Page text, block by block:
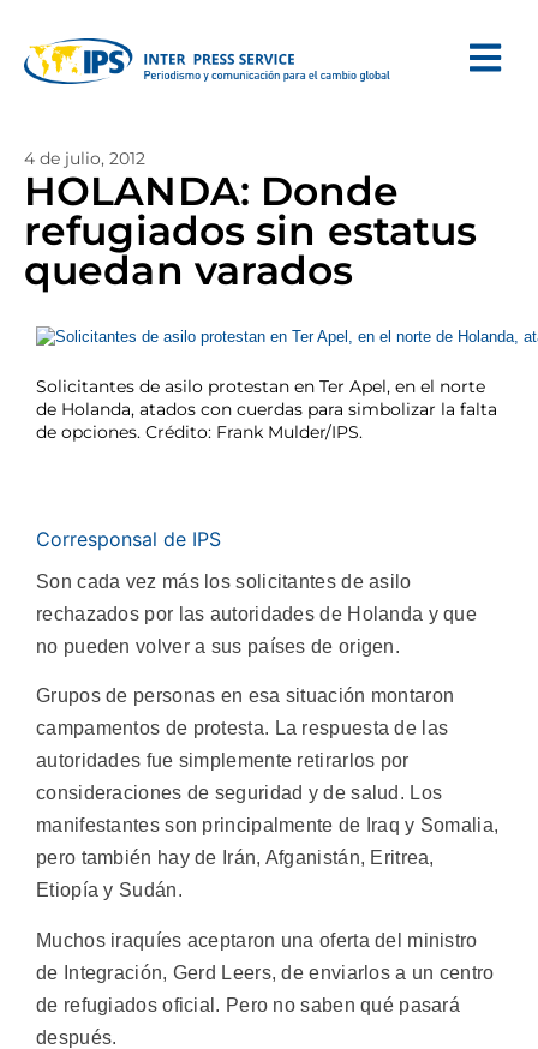
4 de julio, 2012
HOLANDA: Donde
refugiados sin estatus
quedan varados
Solicitantes de asilo protestan en Ter Apel, en el norte
de Holanda, atados con cuerdas para simbolizar la falta
de opciones. Crédito: Frank Mulder/IPS.
Corresponsal de IPS
Son cada vez más los solicitantes de asilo
rechazados por las autoridades de Holanda y que
no pueden volver a sus países de origen.
Grupos de personas en esa situación montaron
campamentos de protesta. La respuesta de las
autoridades fue simplemente retirarlos por
consideraciones de seguridad y de salud. Los
manifestantes son principalmente de Iraq y Somalia,
pero también hay de Irán, Afganistán, Eritrea,
Etiopía y Sudán.
Muchos iraquíes aceptaron una oferta del ministro
de Integración, Gerd Leers, de enviarlos a un centro
de refugiados oficial. Pero no saben qué pasará
después.